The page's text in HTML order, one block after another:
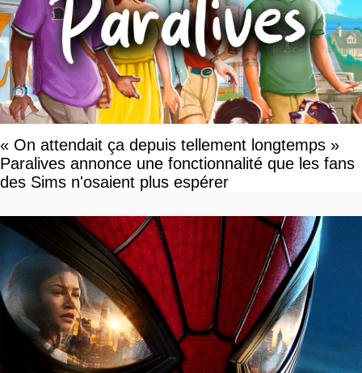
« On attendait ça depuis tellement longtemps »
Paralives annonce une fonctionnalité que les fans
des Sims n'osaient plus espérer